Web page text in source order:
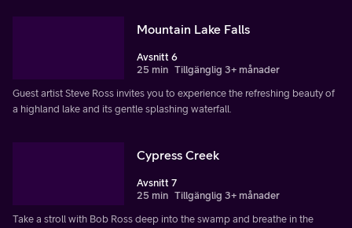
Mountain Lake Falls
Avsnitt 6
25 min Tillgänglig 3+ månader
Guest artist Steve Ross invites you to experience the refreshing beauty of
a highland lake and its gentle splashing waterfall.
Cypress Creek
Avsnitt 7
25 min Tillgänglig 3+ månader
Take a stroll with Bob Ross deep into the swamp and breathe in the